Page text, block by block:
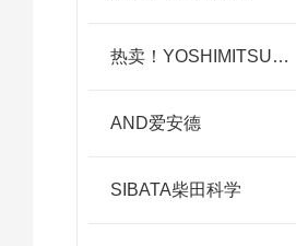
热卖！YOSHIMITSU小平
AND爱安德
SIBATA柴田科学